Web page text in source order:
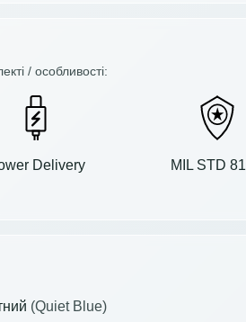
/ особливості:
Delivery MIL STD
(Quiet Blue)